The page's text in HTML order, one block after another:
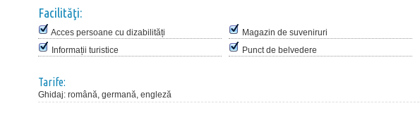
Facilităţi:
Acces persoane cu dizabilități
Magazin de suveniruri
Informații turistice
Punct de belvedere
Tarife:
Ghidaj: română, germană, engleză